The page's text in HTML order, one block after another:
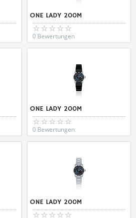
ONE LADY 200M
0 Bewertungen
ONE LADY 200M
0 Bewertungen
ONE LADY 200M